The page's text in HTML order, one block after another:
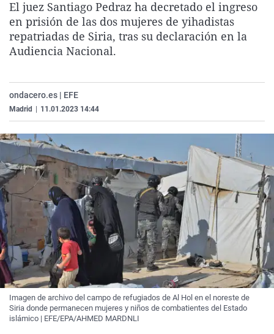
La rosa de los vientos
Gente viajera
Caso
Retornados
Extremadura
Galicia
Virales
Televisión
El juez Santiago Pedraz ha decretado el ingreso
en prisión de las dos mujeres de yihadistas
repatriadas de Siria, tras su declaración en la
Audiencia Nacional.
ondacero.es | EFE
Madrid 11.01.2023 14:44
Imagen de archivo del campo de refugiados de Al Hol en el noreste de
Siria donde permanecen mujeres y niños de combatientes del Estado
islámico | EFE/EPA/AHMED MARDNLI